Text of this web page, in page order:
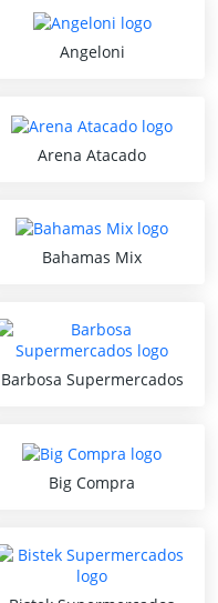
Angeloni
Arena Atacado
Bahamas Mix
Barbosa Supermercados
Big Compra